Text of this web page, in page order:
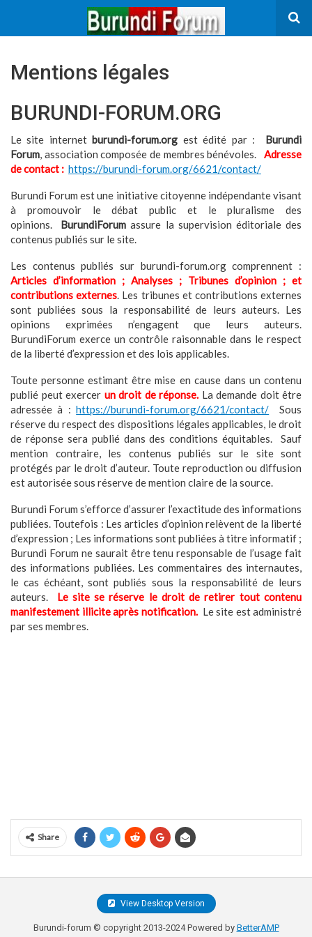
Mentions légales
BURUNDI-FORUM.ORG
Le site internetburundi-forum.org est édité par : Burundi
Forum, association composée de membres bénévoles. Adresse
de contact : https://burundi-forum.org/6621/contact/
Burundi Forum est une initiative citoyenne indépendante visant
à promouvoir le débat public et le pluralisme des
opinions. BurundiForum assure la supervision éditoriale des
contenus publiés sur le site.
Les contenus publiés sur burundi-forum.org comprennent :
Articles d’information ; Analyses ; Tribunes d’opinion ; et
contributions externes. Les tribunes et contributions externes
sont publiées sous la responsabilité de leurs auteurs. Les
opinions exprimées n’engagent que leurs auteurs.
BurundiForum exerce un contrôle raisonnable dans le respect
de la liberté d’expression et des lois applicables.
Toute personne estimant être mise en cause dans un contenu
publié peut exercer un droit de réponse.La demande doit être
adressée à :https://burundi-forum.org/6621/contact/ Sous
réserve du respect des dispositions légales applicables, le droit
de réponse sera publié dans des conditions équitables. Sauf
mention contraire, les contenus publiés sur le site sont
protégés par le droit d’auteur. Toute reproduction ou diffusion
est autorisée sous réserve de mention claire de la source.
Burundi Forum s’efforce d’assurer l’exactitude des informations
publiées. Toutefois : Les articles d’opinion relèvent de la liberté
d’expression ; Les informations sont publiées à titre informatif ;
Burundi Forum ne saurait être tenu responsable de l’usage fait
des informations publiées. Les commentaires des internautes,
le cas échéant, sont publiés sous la responsabilité de leurs
auteurs. Le site se réserve le droit de retirer tout contenu
manifestement illicite après notification. Le site est administré
par ses membres.
Share
View Desktop Version
Burundi-forum © copyright 2013-2024 Powered by BetterAMP